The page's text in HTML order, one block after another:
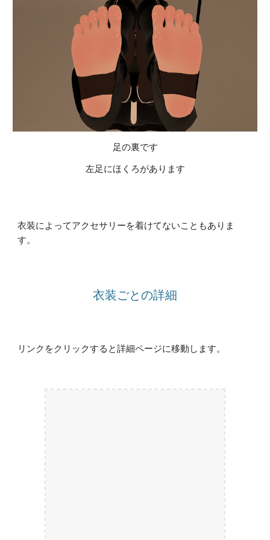
足の裏です
左足にほくろがあります
衣装によってアクセサリーを着けてないこともありま
す。
衣装ごとの詳細
リンクをクリックすると詳細ページに移動します。